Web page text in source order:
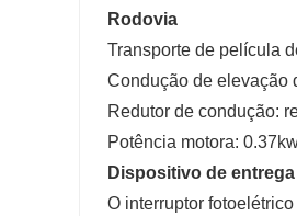
Transporte de película
Condução de elevação
Redutor de condução:
Potência motora:
Dispositivo de
O interruptor